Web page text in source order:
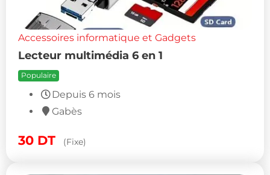
Accessoires informatique et Gadgets
Lecteur multimédia 6 en 1
Populaire
Depuis 6 mois
Gabès
30 DT (Fixe)